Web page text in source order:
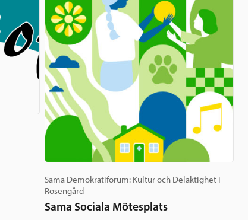
Sama Demokratiforum: Kultur och Delaktighet i
Rosengård
Sama Sociala Mötesplats